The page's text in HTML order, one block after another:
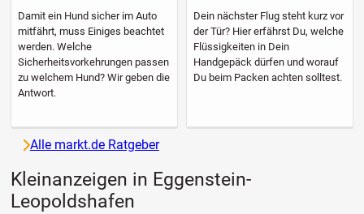
Damit ein Hund sicher im Auto
mitfährt, muss Einiges beachtet
werden. Welche
Sicherheitsvorkehrungen passen
zu welchem Hund? Wir geben die
Antwort.
Dein nächster Flug steht kurz vor
der Tür? Hier erfährst Du, welche
Flüssigkeiten in Dein
Handgepäck dürfen und worauf
Du beim Packen achten solltest.
Alle markt.de Ratgeber
Kleinanzeigen in Eggenstein-
Leopoldshafen